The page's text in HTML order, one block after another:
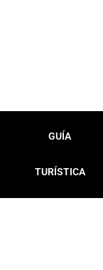
GUÍA
TURÍSTICA